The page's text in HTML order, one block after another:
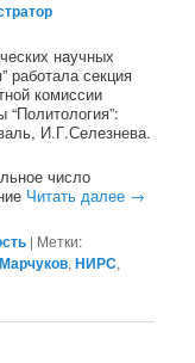
научных
работала секция
комиссии
И.Г.Селезнева.
число
Читать далее →
| Метки:
Марчуков,НИРС,